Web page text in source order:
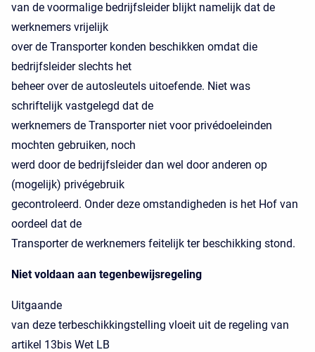
van de voormalige bedrijfsleider blijkt namelijk dat de
werknemers vrijelijk
over de Transporter konden beschikken omdat die
bedrijfsleider slechts het
beheer over de autosleutels uitoefende. Niet was
schriftelijk vastgelegd dat de
werknemers de Transporter niet voor privédoeleinden
mochten gebruiken, noch
werd door de bedrijfsleider dan wel door anderen op
(mogelijk) privégebruik
gecontroleerd. Onder deze omstandigheden is het Hof van
oordeel dat de
Transporter de werknemers feitelijk ter beschikking stond.
Niet voldaan aan tegenbewijsregeling
Uitgaande
van deze terbeschikkingstelling vloeit uit de regeling van
artikel 13bis Wet LB